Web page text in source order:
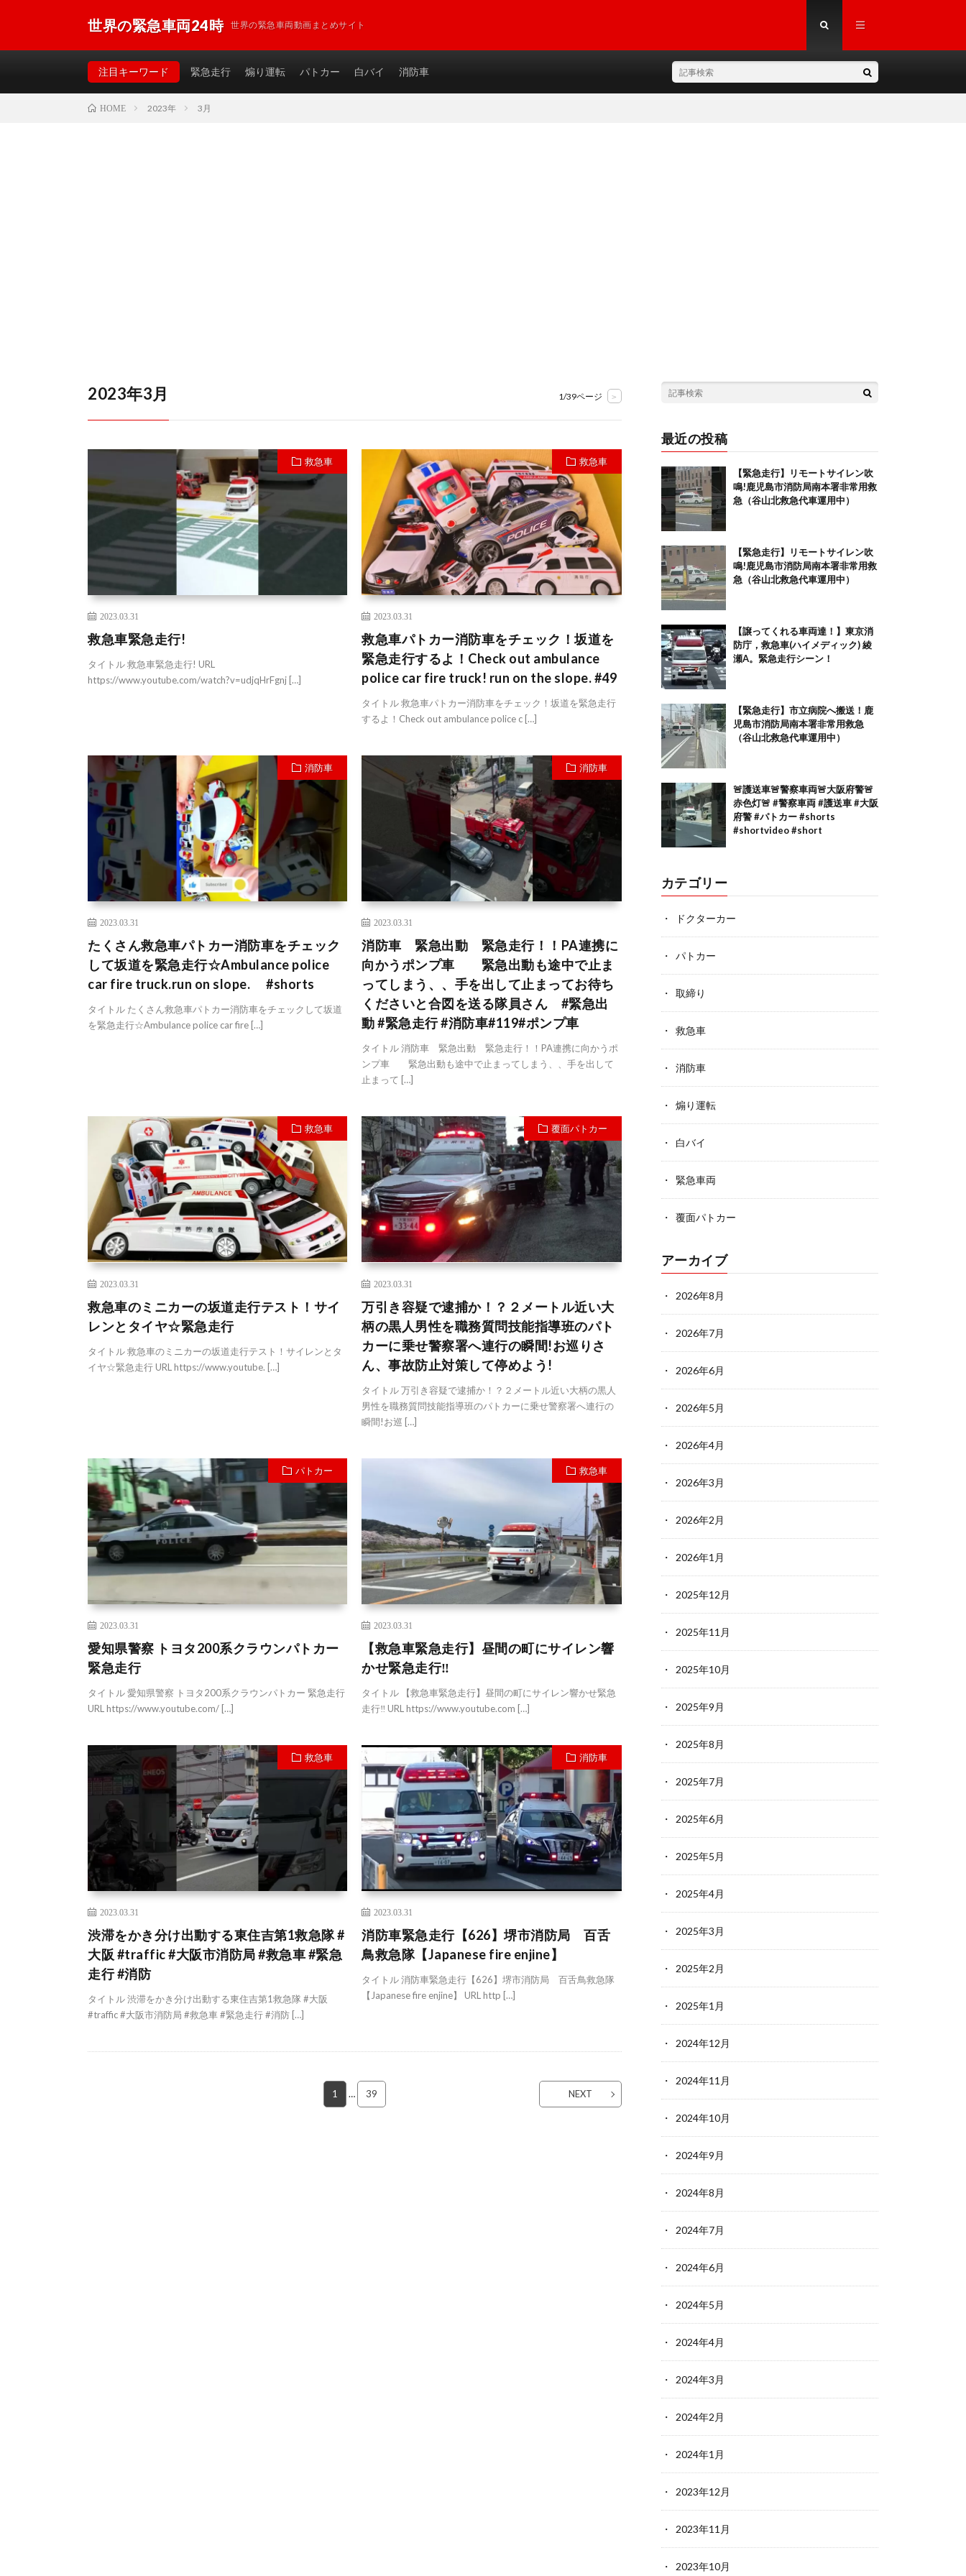
世界の緊急車両24時 世界の緊急車両動画まとめサイト
注目キーワード 緊急走行 煽り運転 パトカー 白バイ 消防車
HOME 2023年 3月
2023年3月 1/39ページ >
救急車
2023.03.31
救急車緊急走行!
タイトル 救急車緊急走行! URL
https://www.youtube.com/watch?v=udjqHrFgnj […]
救急車
2023.03.31
救急車パトカー消防車をチェック！坂道を
緊急走行するよ！Check out ambulance
police car fire truck! run on the slope. #49
タイトル 救急車パトカー消防車をチェック！坂道を緊急走行
するよ！Check out ambulance police c […]
消防車
2023.03.31
たくさん救急車パトカー消防車をチェック
して坂道を緊急走行☆Ambulance police
car fire truck.run on slope. #shorts
タイトル たくさん救急車パトカー消防車をチェックして坂道
を緊急走行☆Ambulance police car fire […]
消防車
2023.03.31
消防車 緊急出動 緊急走行！！PA連携に
向かうポンプ車 緊急出動も途中で止ま
ってしまう、、手を出して止まってお待ち
くださいと合図を送る隊員さん #緊急出
動 #緊急走行 #消防車#119#ポンプ車
タイトル 消防車 緊急出動 緊急走行！！PA連携に向かうポ
ンプ車 緊急出動も途中で止まってしまう、、手を出して
止まって […]
救急車
2023.03.31
救急車のミニカーの坂道走行テスト！サイ
レンとタイヤ☆緊急走行
タイトル 救急車のミニカーの坂道走行テスト！サイレンとタ
イヤ☆緊急走行 URL https://www.youtube. […]
覆面パトカー
2023.03.31
万引き容疑で逮捕か！？２メートル近い大
柄の黒人男性を職務質問技能指導班のパト
カーに乗せ警察署へ連行の瞬間!お巡りさ
ん、事故防止対策して停めよう!
タイトル 万引き容疑で逮捕か！？２メートル近い大柄の黒人
男性を職務質問技能指導班のパトカーに乗せ警察署へ連行の
瞬間!お巡 […]
パトカー
2023.03.31
愛知県警察 トヨタ200系クラウンパトカー
緊急走行
タイトル 愛知県警察 トヨタ200系クラウンパトカー 緊急走行
URL https://www.youtube.com/ […]
救急車
2023.03.31
【救急車緊急走行】昼間の町にサイレン響
かせ緊急走行‼︎
タイトル 【救急車緊急走行】昼間の町にサイレン響かせ緊急
走行‼︎ URL https://www.youtube.com […]
救急車
2023.03.31
渋滞をかき分け出動する東住吉第1救急隊 #
大阪 #traffic #大阪市消防局 #救急車 #緊急
走行 #消防
タイトル 渋滞をかき分け出動する東住吉第1救急隊 #大阪
#traffic #大阪市消防局 #救急車 #緊急走行 #消防 […]
消防車
2023.03.31
消防車緊急走行【626】堺市消防局 百舌
鳥救急隊【Japanese fire enjine】
タイトル 消防車緊急走行【626】堺市消防局 百舌鳥救急隊
【Japanese fire enjine】 URL http […]
1 … 39 NEXT
最近の投稿
【緊急走行】リモートサイレン吹
鳴!鹿児島市消防局南本署非常用救
急（谷山北救急代車運用中）
【緊急走行】リモートサイレン吹
鳴!鹿児島市消防局南本署非常用救
急（谷山北救急代車運用中）
【譲ってくれる車両達！】東京消
防庁，救急車(ハイメディック) 綾
瀬A。緊急走行シーン！
【緊急走行】市立病院へ搬送！鹿
児島市消防局南本署非常用救急
（谷山北救急代車運用中）
🚨護送車🚨警察車両🚨大阪府警🚨
赤色灯🚨 #警察車両 #護送車 #大阪
府警 #パトカー #shorts
#shortvideo #short
カテゴリー
ドクターカー
パトカー
取締り
救急車
消防車
煽り運転
白バイ
緊急車両
覆面パトカー
アーカイブ
2026年8月
2026年7月
2026年6月
2026年5月
2026年4月
2026年3月
2026年2月
2026年1月
2025年12月
2025年11月
2025年10月
2025年9月
2025年8月
2025年7月
2025年6月
2025年5月
2025年4月
2025年3月
2025年2月
2025年1月
2024年12月
2024年11月
2024年10月
2024年9月
2024年8月
2024年7月
2024年6月
2024年5月
2024年4月
2024年3月
2024年2月
2024年1月
2023年12月
2023年11月
2023年10月